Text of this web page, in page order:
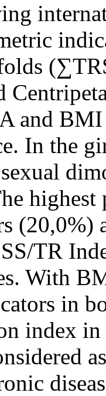
and
In the
(20,0%)
TR
With
in
index in